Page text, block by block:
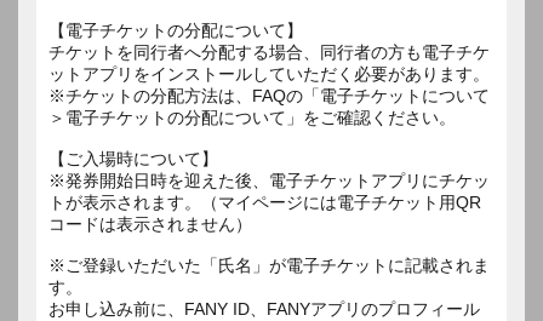
【電子チケットの分配について】
チケットを同行者へ分配する場合、同行者の方も電子チケ
ットアプリをインストールしていただく必要があります。
※チケットの分配方法は、FAQの「電子チケットについて
＞電子チケットの分配について」をご確認ください。
【ご入場時について】
※発券開始日時を迎えた後、電子チケットアプリにチケッ
トが表示されます。（マイページには電子チケット用QR
コードは表示されません）
※ご登録いただいた「氏名」が電子チケットに記載されま
す。
お申し込み前に、FANY ID、FANYアプリのプロフィール